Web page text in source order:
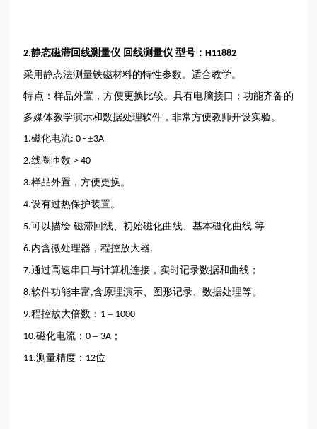
2.静态磁滞回线测量仪 回线测量仪 型号：H11882
采用静态法测量铁磁材料的特性参数。适合教学。
特点：样品外置，方便更换比较。具有电脑接口；功能齐备的
多媒体教学演示和数据处理软件，非常方便教师开设实验。
1.磁化电流: 0 -±3A
2.线圈匝数 > 40
3.样品外置，方便更换。
4.设有过热保护装置。
5.可以描绘 磁滞回线、初始磁化曲线、基本磁化曲线 等
6.内含微处理器，程控放大器,
7.通过高速串口与计算机连接，实时记录数据和曲线；
8.软件功能丰富,含原理演示、图形记录、数据处理等。
9.程控放大倍数： 1– 1000
10.磁化电流：0– 3A ；
11.测量精度： 12位